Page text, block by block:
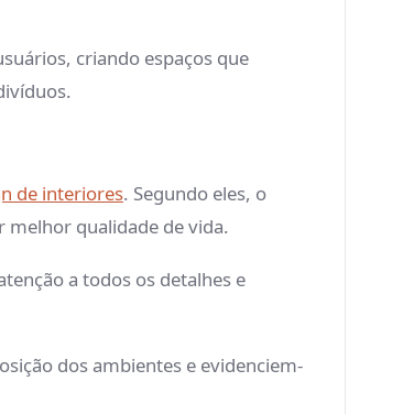
criando espaços que
de interiores. Segundo eles, o
melhor qualidade de vida.
a todos os detalhes e
dos ambientes e evidenciem-